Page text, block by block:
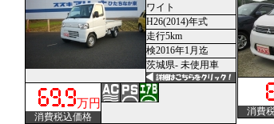
ワイト
H26(2014)年式
走行5km
検2016年1月迄
茨城県- 未使用車
万円
消費税込価格 消費